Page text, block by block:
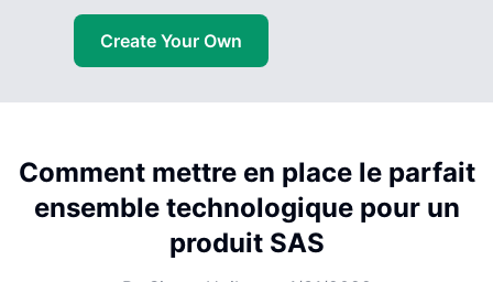
Create Your Own
Comment mettre en place le parfait
ensemble technologique pour un
produit SAS